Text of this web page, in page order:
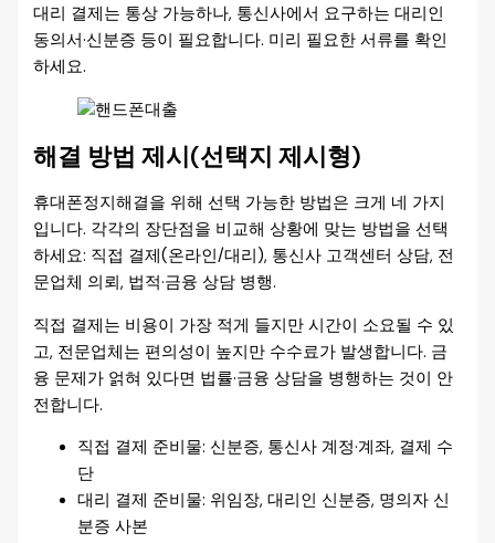
대리 결제는 통상 가능하나, 통신사에서 요구하는 대리인
동의서·신분증 등이 필요합니다. 미리 필요한 서류를 확인
하세요.
해결 방법 제시(선택지 제시형)
휴대폰정지해결을 위해 선택 가능한 방법은 크게 네 가지
입니다. 각각의 장단점을 비교해 상황에 맞는 방법을 선택
하세요: 직접 결제(온라인/대리), 통신사 고객센터 상담, 전
문업체 의뢰, 법적·금융 상담 병행.
직접 결제는 비용이 가장 적게 들지만 시간이 소요될 수 있
고, 전문업체는 편의성이 높지만 수수료가 발생합니다. 금
융 문제가 얽혀 있다면 법률·금융 상담을 병행하는 것이 안
전합니다.
직접 결제 준비물: 신분증, 통신사 계정·계좌, 결제 수
단
대리 결제 준비물: 위임장, 대리인 신분증, 명의자 신
분증 사본